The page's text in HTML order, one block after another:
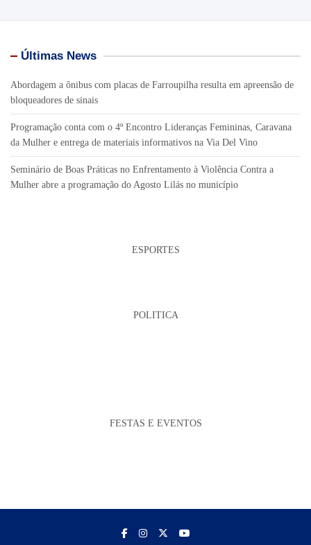
Últimas News
Abordagem a ônibus com placas de Farroupilha resulta em apreensão de
bloqueadores de sinais
Programação conta com o 4º Encontro Lideranças Femininas, Caravana
da Mulher e entrega de materiais informativos na Via Del Vino
Seminário de Boas Práticas no Enfrentamento à Violência Contra a
Mulher abre a programação do Agosto Lilás no município
ESPORTES
POLITICA
FESTAS E EVENTOS